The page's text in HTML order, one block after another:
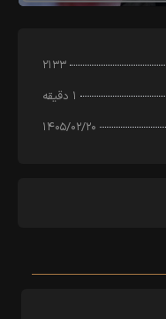
۲۱۳۳
۱ دقیقه
۱۴۰۵/۰۲/۲۰